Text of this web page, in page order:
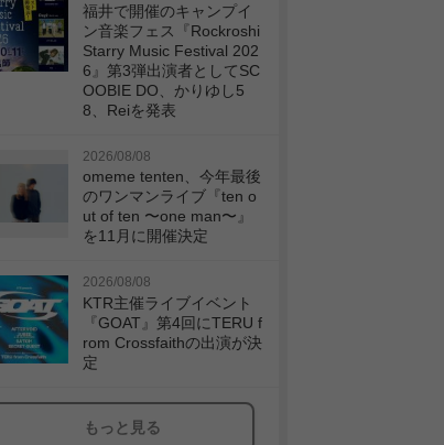
福井で開催のキャンプイ
ン音楽フェス『Rockroshi
Starry Music Festival 202
6』第3弾出演者としてSC
OOBIE DO、かりゆし5
8、Reiを発表
2026/08/08
omeme tenten、今年最後
のワンマンライブ『ten o
ut of ten 〜one man〜』
を11月に開催決定
2026/08/08
KTR主催ライブイベント
『GOAT』第4回にTERU f
rom Crossfaithの出演が決
定
もっと見る